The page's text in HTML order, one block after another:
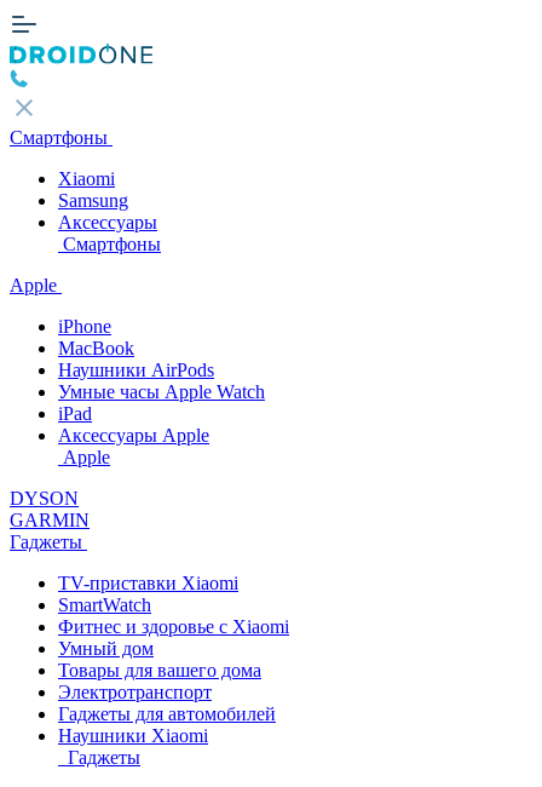
Смартфоны
Xiaomi
Samsung
Аксессуары
Смартфоны
Apple
iPhone
MacBook
Наушники AirPods
Умные часы Apple Watch
iPad
Аксессуары Apple
Apple
DYSON
GARMIN
Гаджеты
TV-приставки Xiaomi
SmartWatch
Фитнес и здоровье с Xiaomi
Умный дом
Товары для вашего дома
Электротранспорт
Гаджеты для автомобилей
Наушники Xiaomi
Гаджеты